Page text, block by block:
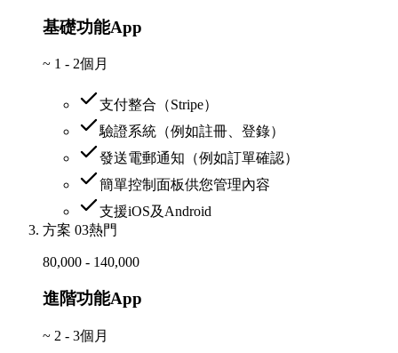
基礎功能App
~ 1 - 2個月
支付整合（Stripe）
驗證系統（例如註冊、登錄）
發送電郵通知（例如訂單確認）
簡單控制面板供您管理內容
支援iOS及Android
方案 03熱門
80,000 - 140,000
進階功能App
~ 2 - 3個月